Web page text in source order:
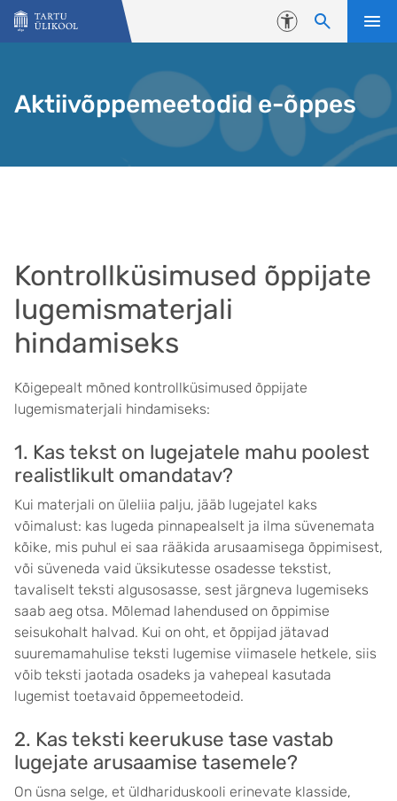
Liigu edasi põhisisu juurde
Juurdepääsetavus
Aktiivõppemeetodid e-õppes
Kontrollküsimused õppijate
lugemismaterjali
hindamiseks
Kõigepealt mõned kontrollküsimused õppijate
lugemismaterjali hindamiseks:
1. Kas tekst on lugejatele mahu poolest
realistlikult omandatav?
Kui materjali on üleliia palju, jääb lugejatel kaks
võimalust: kas lugeda pinnapealselt ja ilma süvenemata
kõike, mis puhul ei saa rääkida arusaamisega õppimisest,
või süveneda vaid üksikutesse osadesse tekstist,
tavaliselt teksti algusosasse, sest järgneva lugemiseks
saab aeg otsa. Mõlemad lahendused on õppimise
seisukohalt halvad. Kui on oht, et õppijad jätavad
suuremamahulise teksti lugemise viimasele hetkele, siis
võib teksti jaotada osadeks ja vahepeal kasutada
lugemist toetavaid õppemeetodeid.
2. Kas teksti keerukuse tase vastab
lugejate arusaamise tasemele?
On üsna selge, et üldhariduskooli erinevate klasside,